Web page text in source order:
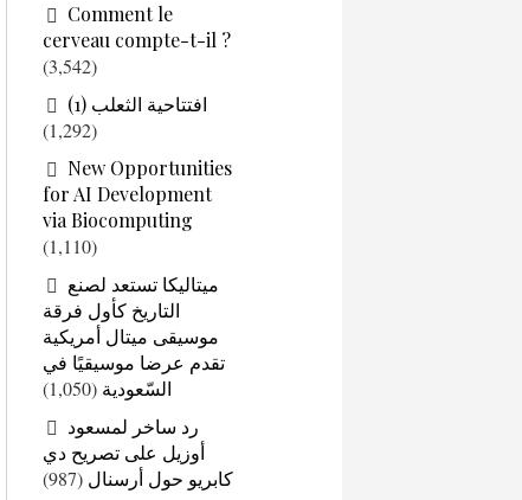
Comment le
cerveau compte-t-il ?
(3,542)
افتتاحية الثعلب (1)
(1,292)
New Opportunities
for AI Development
via Biocomputing
(1,110)
ميتاليكا تستعد لصنع
التاريخ كأول فرقة
موسيقى ميتال أمريكية
تقدم عرضا موسيقيًا في
السّعودية (1,050)
رد ساخر لمسعود
أوزيل على تصريح دي
كابريو حول أرسنال (987)